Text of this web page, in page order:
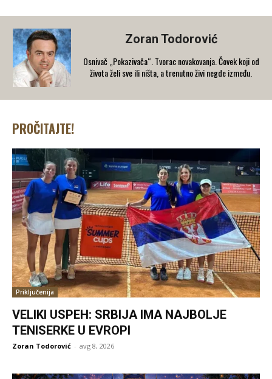
Zoran Todorović
Osnivač „Pokazivača“. Tvorac novakovanja. Čovek koji od
života želi sve ili ništa, a trenutno živi negde između.
PROČITAJTE!
Priključenija
VELIKI USPEH: SRBIJA IMA NAJBOLJE
TENISERKE U EVROPI
Zoran Todorović - avg 8, 2026